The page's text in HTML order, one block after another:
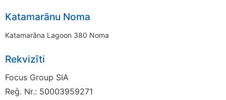
Katamarānu Noma
Katamarāna Lagoon 380 Noma
Rekvizīti
Focus Group SIA
Reģ. Nr.: 50003959271